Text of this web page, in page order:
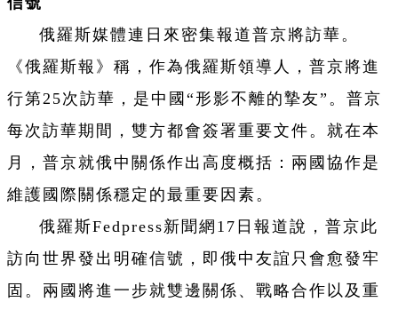
俄羅斯媒體連日來密集報道普京將訪華。
《俄羅斯報》稱，作為俄羅斯領導人，普京將進
行第25次訪華，是中國“形影不離的摯友”。普京
每次訪華期間，雙方都會簽署重要文件。就在本
月，普京就俄中關係作出高度概括：兩國協作是
維護國際關係穩定的最重要因素。
俄羅斯Fedpress新聞網17日報道說，普京此
訪向世界發出明確信號，即俄中友誼只會愈發牢
固。兩國將進一步就雙邊關係、戰略合作以及重